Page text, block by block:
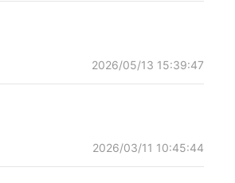
2026/05/13 15:39:47
2026/03/11 10:45:44